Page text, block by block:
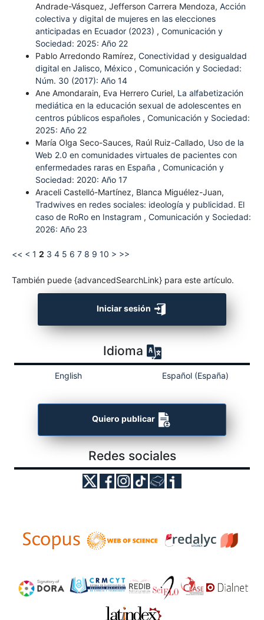
Andrade-Vásquez, Jefferson Carrera Mendoza, Acción
colectiva y digital de mujeres en las elecciones
anticipadas en Ecuador (2023) , Comunicación y
Sociedad: 2025: Año 22
Pablo Arredondo Ramírez, Conectividad y desigualdad
digital en Jalisco, México , Comunicación y Sociedad:
Núm. 30 (2017): Año 14
Ane Amondarain, Eva Herrero Curiel, La alfabetización
mediática en la educación sexual de adolescentes en
centros públicos españoles , Comunicación y Sociedad:
2025: Año 22
María Olga Seco-Sauces, Raúl Ruiz-Callado, Uso de la
Web 2.0 en comunidades virtuales de pacientes con
enfermedades raras en España , Comunicación y
Sociedad: 2020: Año 17
Araceli Castelló-Martínez, Blanca Miguélez-Juan,
Tradwives en redes sociales: ideología y publicidad. El
caso de RoRo en Instagram , Comunicación y Sociedad:
2026: Año 23
<< < 1 2 3 4 5 6 7 8 9 10 > >>
También puede {advancedSearchLink} para este artículo.
Iniciar sesión
Idioma
English Español (España)
Quiero publicar
Redes sociales